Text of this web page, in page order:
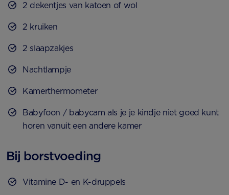
2 dekentjes van katoen of wol
2 kruiken
2 slaapzakjes
Nachtlampje
Kamerthermometer
Babyfoon / babycam als je je kindje niet goed kunt
horen vanuit een andere kamer
Bij borstvoeding
Vitamine D- en K-druppels